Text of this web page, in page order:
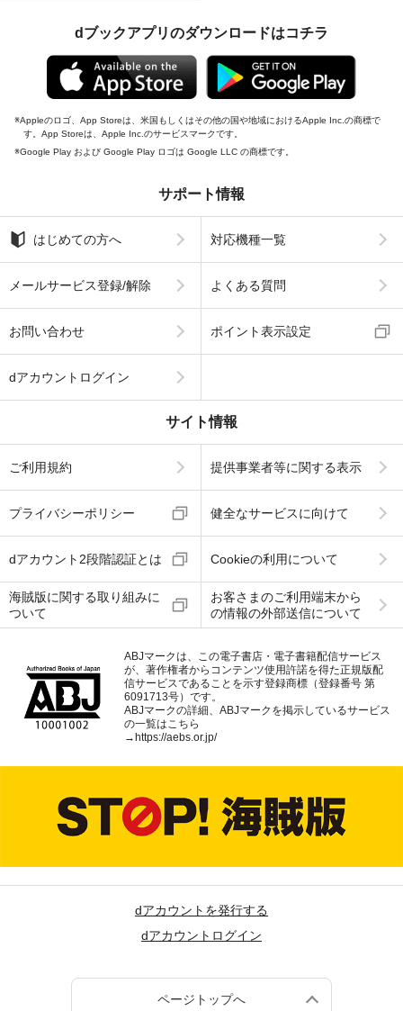
dブックアプリのダウンロードはコチラ
Appleのロゴ、App Storeは、米国もしくはその他の国や地域におけるApple Inc.の商標で
す。App Storeは、Apple Inc.のサービスマークです。
Google Play および Google Play ロゴは Google LLC の商標です。
サポート情報
はじめての方へ 対応機種一覧
メールサービス登録/解除 よくある質問
お問い合わせ ポイント表示設定
dアカウントログイン
サイト情報
ご利用規約 提供事業者等に関する表示
プライバシーポリシー 健全なサービスに向けて
dアカウント2段階認証とは Cookieの利用について
海賊版に関する取り組みに
ついて
お客さまのご利用端末から
の情報の外部送信について
ABJマークは、この電子書店・電子書籍配信サービス
が、著作権者からコンテンツ使用許諾を得た正規版配
信サービスであることを示す登録商標（登録番号 第
6091713号）です。
ABJマークの詳細、ABJマークを掲示しているサービス
の一覧はこちら
→ https://aebs.or.jp/
dアカウントを発行する
dアカウントログイン
ページトップへ